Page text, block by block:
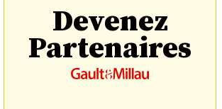
Devenez
Partenaires